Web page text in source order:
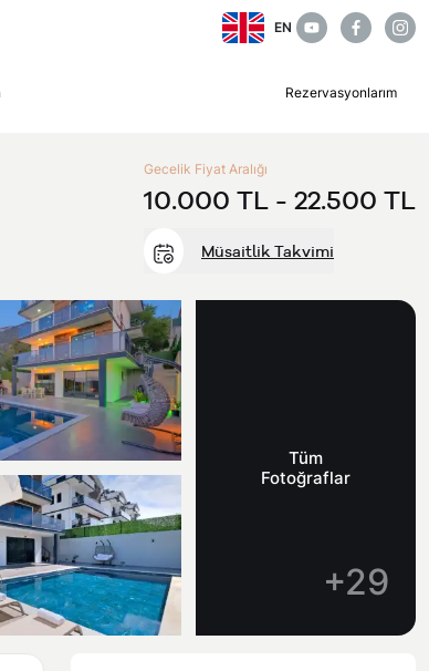
EN
Rezervasyonlarım
Gecelik Fiyat Aralığı
10.000 TL - 22.500 TL
Müsaitlik Takvimi
Tüm
Fotoğraflar
+29